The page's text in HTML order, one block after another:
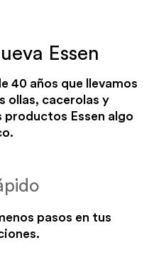
Cazuelas y guisados
CON PRECALENTADO
Essen
40 años que llevamos
ollas, cacerolas y
productos Essen algo
pasos en tus